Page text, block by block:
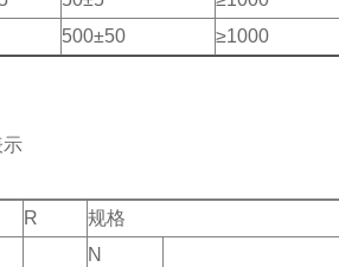
500±50 ≥1000
R 规格
N